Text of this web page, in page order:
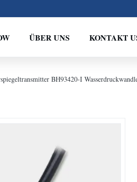
ÜBER UNS KONTAKT
BH93420-I